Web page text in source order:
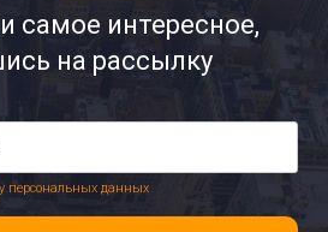
самое интересное,
на рассылку
персональных данных